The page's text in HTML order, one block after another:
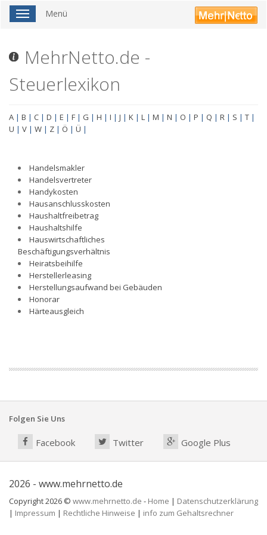
ToggleMenü
MehrNetto.de -
Steuerlexikon
A | B | C | D | E | F | G | H | I | J | K | L | M | N | O | P | Q | R | S | T |
U | V | W | Z | Ö | Ü |
Handelsmakler
Handelsvertreter
Handykosten
Hausanschlusskosten
Haushaltfreibetrag
Haushaltshilfe
Hauswirtschaftliches
Beschäftigungsverhältnis
Heiratsbeihilfe
Herstellerleasing
Herstellungsaufwand bei Gebäuden
Honorar
Härteausgleich
Folgen Sie Uns
Facebook Twitter Google Plus
2026 - www.mehrnetto.de
Copyright 2026 © www.mehrnetto.de - Home | Datenschutzerklärung
| Impressum | Rechtliche Hinweise | info zum Gehaltsrechner